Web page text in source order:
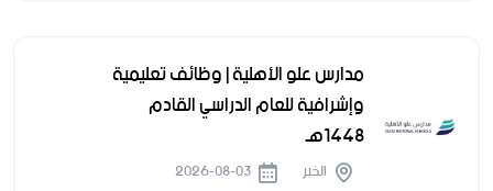
مدارس علو الأهلية | وظائف تعليمية
وإشرافية للعام الدراسي القادم
1448هـ
الخبر